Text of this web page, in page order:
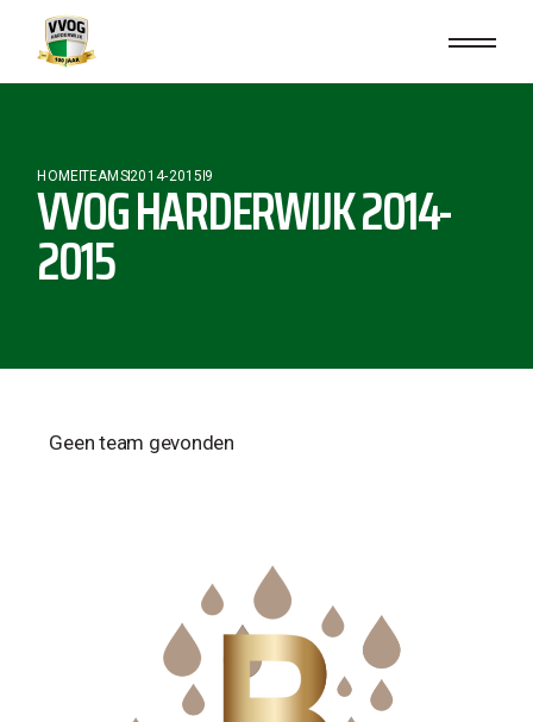
HOMETEAMS2014-2015 9
VVOG HARDERWIJK 2014-
2015
Geen team gevonden